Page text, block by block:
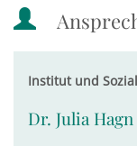
Institut und
Dr. Julia Hagn